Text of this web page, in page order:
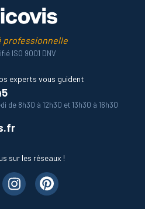
professionnelle
ISO 9001 DNV
experts vous guident
de 8h30 à 12h30 et 13h30 à 16h30
sur les réseaux !